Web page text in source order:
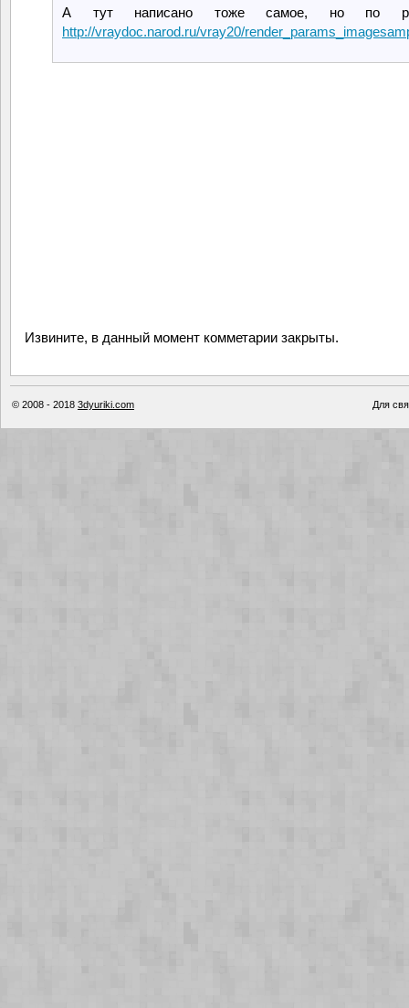
А тут написано тоже самое, но по
http://vraydoc.narod.ru/vray20/
Извините, в данный момент комметарии закрыты.
© 2008 - 2018 3dyuriki.com Для